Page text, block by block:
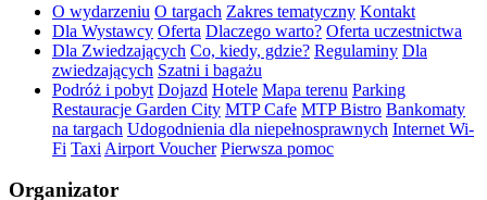
O wydarzeniu O targach Zakres tematyczny Kontakt
Dla Wystawcy Oferta Dlaczego warto? Oferta uczestnictwa
Dla Zwiedzających Co, kiedy, gdzie? Regulaminy Dla
zwiedzających Szatni i bagażu
Podróż i pobyt Dojazd Hotele Mapa terenu Parking
Restauracje Garden City MTP Cafe MTP Bistro Bankomaty
na targach Udogodnienia dla niepełnosprawnych Internet Wi-
Fi Taxi Airport Voucher Pierwsza pomoc
Organizator